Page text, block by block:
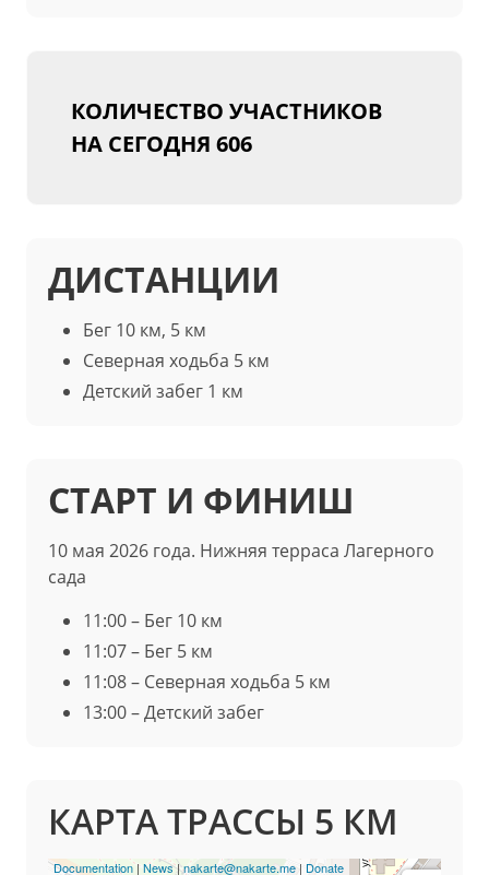
КОЛИЧЕСТВО УЧАСТНИКОВ
НА СЕГОДНЯ 606
ДИСТАНЦИИ
Бег 10 км, 5 км
Северная ходьба 5 км
Детский забег 1 км
СТАРТ И ФИНИШ
10 мая 2026 года. Нижняя терраса Лагерного
сада
11:00 – Бег 10 км
11:07 – Бег 5 км
11:08 – Северная ходьба 5 км
13:00 – Детский забег
КАРТА ТРАССЫ 5 КМ